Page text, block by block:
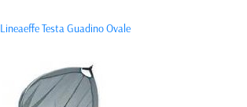
Lineaeffe Testa Guadino Ovale